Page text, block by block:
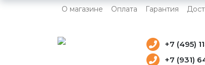
О магазине Оплата Гарантия
+7 (495)
+7 (931)